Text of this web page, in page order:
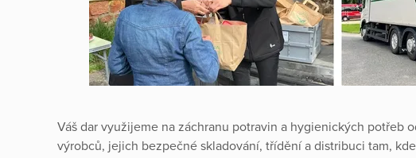
Váš dar využijeme na záchranu potravin a hygienických potřeb
výrobců, jejich bezpečné skladování, třídění a distribuci tam,